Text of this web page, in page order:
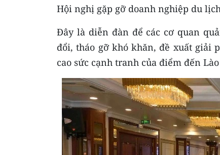
Hội nghị gặp gỡ doanh nghiệp du
Đây là diễn đàn để các cơ quan
đổi, tháo gỡ khó khăn, đề xuất giải
cao sức cạnh tranh của điểm đến Lào